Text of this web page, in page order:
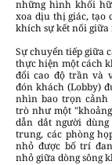
những hình khối
xoa dịu thị giác, tạo
khích sự kết nối
Sự chuyển tiếp giữa
thực hiện một cách
đổi cao độ trần và
đón khách (Lobby)
nhìn bao trọn cảnh
trò như một
dẫn dắt người
trung, các phòng
nhỏ được bố trí
nhỏ giữa dòng sông